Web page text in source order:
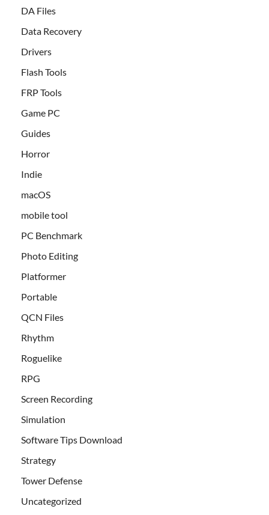
DA Files
Data Recovery
Drivers
Flash Tools
FRP Tools
Game PC
Guides
Horror
Indie
macOS
mobile tool
PC Benchmark
Photo Editing
Platformer
Portable
QCN Files
Rhythm
Roguelike
RPG
Screen Recording
Simulation
Software Tips Download
Strategy
Tower Defense
Uncategorized